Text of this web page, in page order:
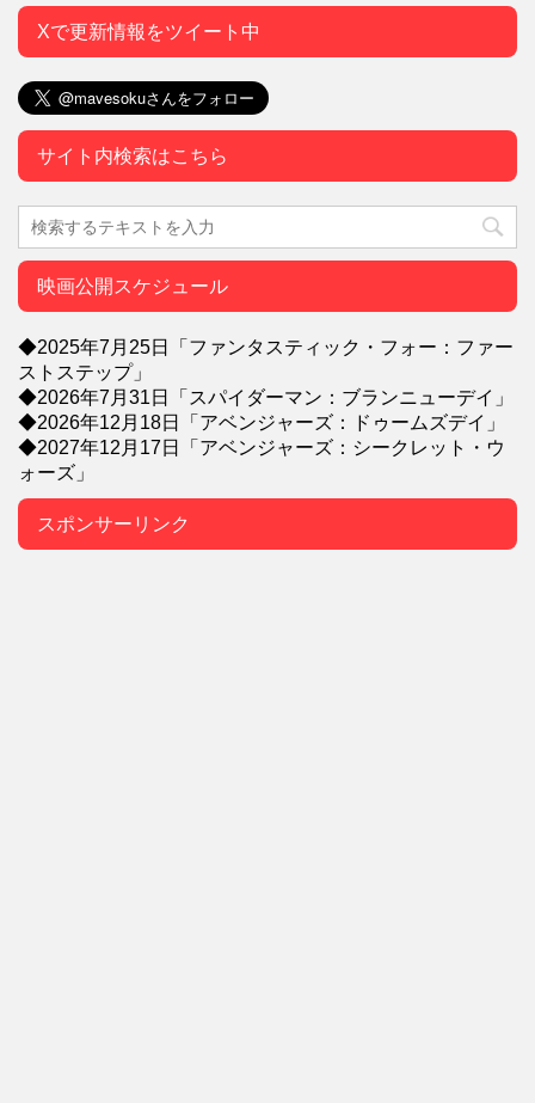
Xで更新情報をツイート中
サイト内検索はこちら
映画公開スケジュール
◆2025年7月25日「ファンタスティック・フォー：ファー
ストステップ」
◆2026年7月31日「スパイダーマン：ブランニューデイ」
◆2026年12月18日「アベンジャーズ：ドゥームズデイ」
◆2027年12月17日「アベンジャーズ：シークレット・ウ
ォーズ」
スポンサーリンク